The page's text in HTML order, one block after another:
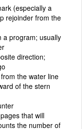
(especially a
rejoinder from the
a program; usually
direction;
the water line
of the stern
that will
the number of